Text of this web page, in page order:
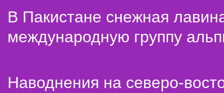
В Пакистане снежная
международную группу
Наводнения на северо-